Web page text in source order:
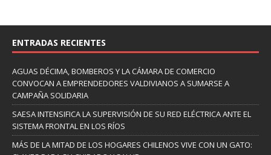
ENTRADAS RECIENTES
AGUAS DÉCIMA, BOMBEROS Y LA CÁMARA DE COMERCIO
CONVOCAN A EMPRENDEDORES VALDIVIANOS A SUMARSE A
CAMPAÑA SOLIDARIA
SAESA INTENSIFICA LA SUPERVISIÓN DE SU RED ELÉCTRICA ANTE EL
SISTEMA FRONTAL EN LOS RÍOS
MÁS DE LA MITAD DE LOS HOGARES CHILENOS VIVE CON UN GATO: